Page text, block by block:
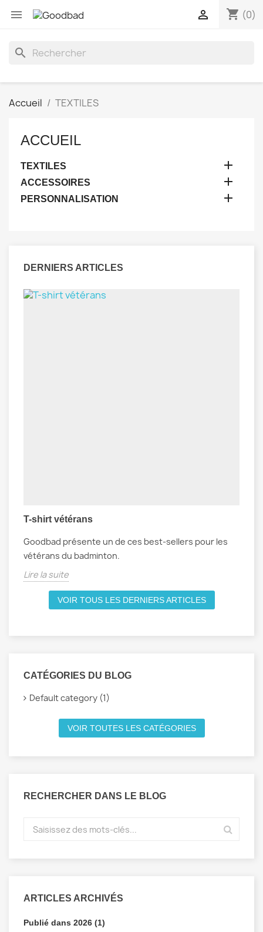
 shopping_cart (0)

search
Accueil TEXTILES
ACCUEIL
TEXTILES 
ACCESSOIRES 
PERSONNALISATION 
DERNIERS ARTICLES
T-shirt vétérans
Goodbad présente un de ces best-sellers pour les
vétérans du badminton.
Lire la suite
VOIR TOUS LES DERNIERS ARTICLES
CATÉGORIES DU BLOG
Default category (1)
VOIR TOUTES LES CATÉGORIES
RECHERCHER DANS LE BLOG
ARTICLES ARCHIVÉS
Publié dans 2026 (1)